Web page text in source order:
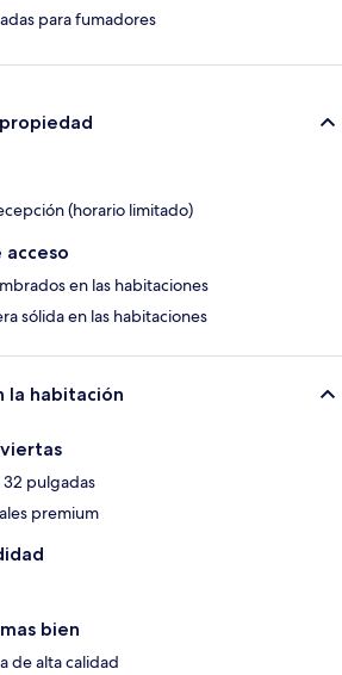
para fumadores
(horario limitado)
acceso
en las habitaciones
sólida en las habitaciones
la habitación
32 pulgadas
premium
bien
de alta calidad